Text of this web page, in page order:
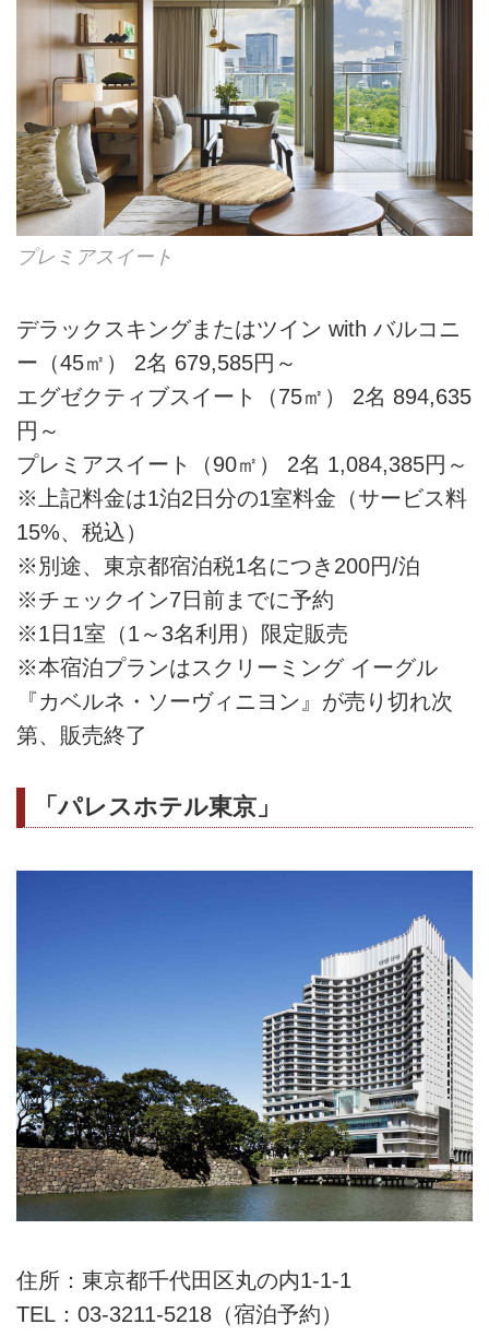
プレミアスイート
デラックスキングまたはツイン with バルコニ
ー（45㎡） 2名 679,585円～
エグゼクティブスイート（75㎡） 2名 894,635
円～
プレミアスイート（90㎡） 2名 1,084,385円～
※上記料金は1泊2日分の1室料金（サービス料
15%、税込）
※別途、東京都宿泊税1名につき200円/泊
※チェックイン7日前までに予約
※1日1室（1～3名利用）限定販売
※本宿泊プランはスクリーミング イーグル
『カベルネ・ソーヴィニヨン』が売り切れ次
第、販売終了
「パレスホテル東京」
住所：東京都千代田区丸の内1-1-1
TEL：03-3211-5218（宿泊予約）